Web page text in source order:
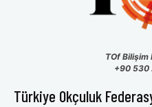
TOf Bilişim
+90 530
Türkiye Okçuluk